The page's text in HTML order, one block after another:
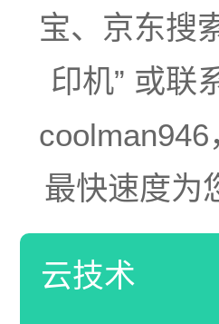
宝、京东搜
印机” 或联
最快速度为
云技术